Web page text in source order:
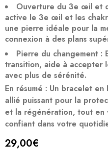
Ouverture du 3e œil et
active le 3e œil et les
une pierre idéale pour la
connexion à des plans
Pierre du changement :
transition, aide à accepter
avec plus de sérénité.
En résumé : Un bracelet en
allié puissant pour la
et la régénération, tout en
confiant dans votre
29,00€